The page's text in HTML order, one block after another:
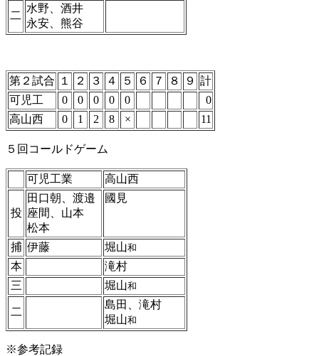
二
水野、酒井
永安、熊谷
第２試合 １ ２ ３ ４ ５ ６ ７ ８ ９ 計
可児工
0 0 0 0 0
0
高山西
0 1 2 8 × 11
５回コールドゲーム
可児工業 高山西
投
田口朝、渡邉
座間、山本
松本
國見
捕 伊藤 堀山和
本
滝村
三
堀山和
二
島田、滝村
堀山和
※参考記録